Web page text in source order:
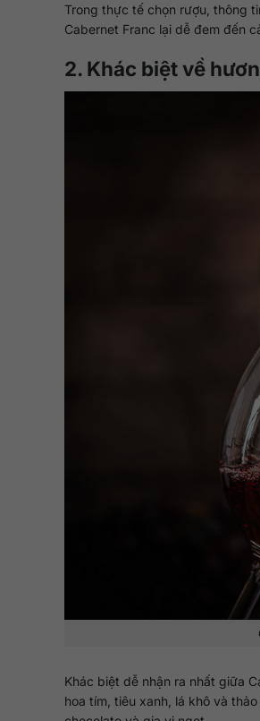
Trong thực tế chọn rượu, thông
Cabernet Franc lại dễ đem đến
2. Khác biệt về
Khác biệt dễ nhận ra nhất giữa
hoa tím, tiêu xanh, lá khô và